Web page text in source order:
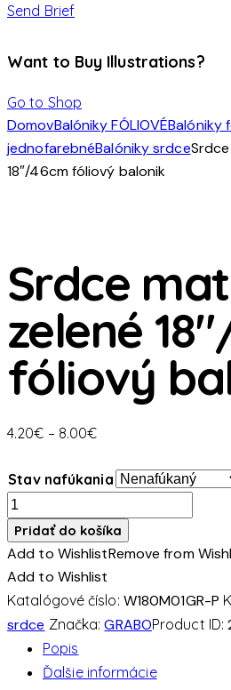
Send Brief
Want to Buy Illustrations?
Go to Shop
DomovBalóniky FÓLIOVÉBalóniky
jednofarebnéBalóniky srdce
18″/46cm fóliový balonik
Srdce
zelené
fóliový
4.20€ – 8.00€Price
4.20€
8.00€
Stav nafúkania
množstvo
Srdce
matne
sv.
zelené
18"/46cm
fóliový
balonik
Pridať do košíka
Add to WishlistRemove from
Add to Wishlist
Katalógové číslo: W180M01GR-P
srdce Značka:GRABOProduct ID:
Popis
Ďalšie informácie